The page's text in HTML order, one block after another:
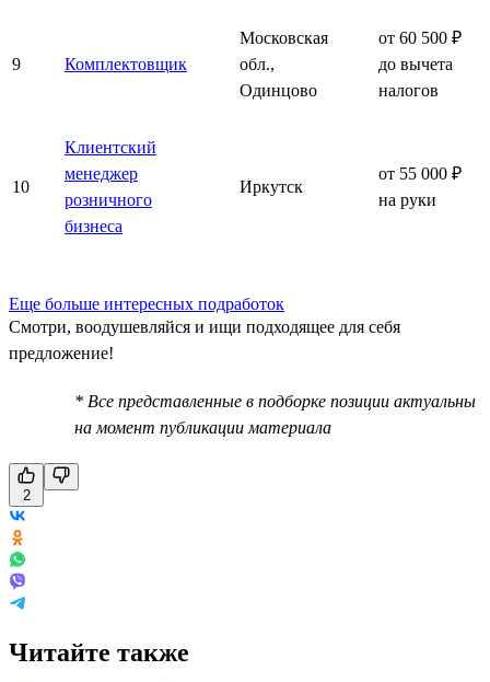
9 Комплектовщик
Московская
обл.,
Одинцово
от 60 500 ₽
до вычета
налогов
10
Клиентский
менеджер
розничного
бизнеса
Иркутск
от 55 000 ₽
на руки
Еще больше интересных подработок
Смотри, воодушевляйся и ищи подходящее для себя
предложение!
* Все представленные в подборке позиции актуальны
на момент публикации материала
2
Читайте также